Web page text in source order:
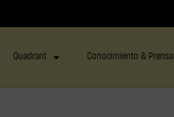
Quadrant Conocimiento & Prensa